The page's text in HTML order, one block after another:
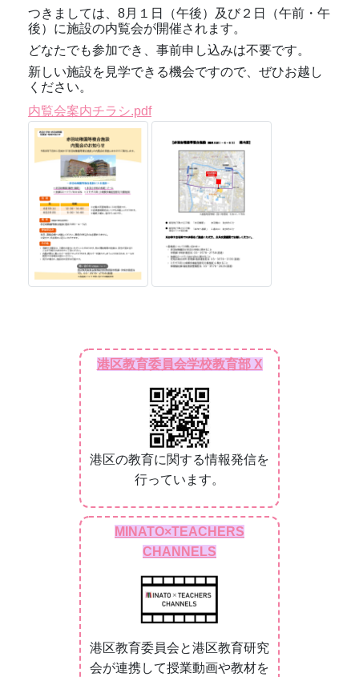
つきましては、8月１日（午後）及び２日（午前・午
後）に施設の内覧会が開催されます。
どなたでも参加でき、事前申し込みは不要です。
新しい施設を見学できる機会ですので、ぜひお越し
ください。
内覧会案内チラシ.pdf
港区教育委員会学校教育部 X
港区の教育に関する情報発信を
行っています。
MINATO×TEACHERS
CHANNELS
港区教育委員会と港区教育研究
会が連携して授業動画や教材を